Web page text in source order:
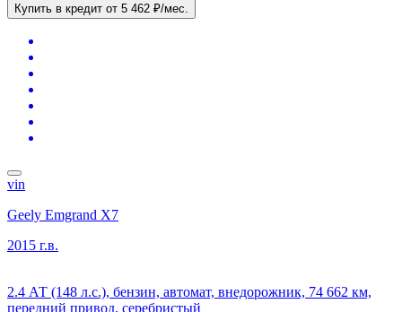
Купить в кредит от 5 462 ₽/мес.
vin
Geely Emgrand X7
2015 г.в.
2.4 АТ (148 л.с.), бензин, автомат, внедорожник, 74 662 км,
передний привод, серебристый